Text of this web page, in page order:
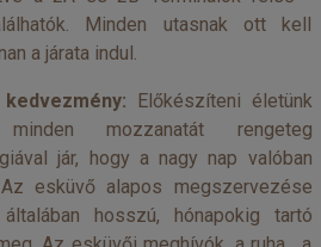
Minden utasnak ott kell
a járata indul.
Előkészíteni életünk
mozzanatát rengeteg
jár, hogy a nagy nap valóban
esküvő alapos megszervezése
hosszú, hónapokig tartó